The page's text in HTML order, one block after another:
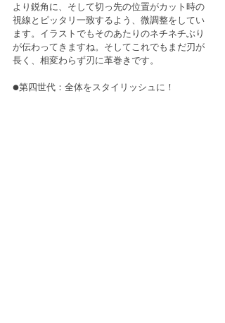
より鋭角に、そして切っ先の位置がカット時の
視線とピッタリ一致するよう、微調整をしてい
ます。イラストでもそのあたりのネチネチぶり
が伝わってきますね。そしてこれでもまだ刃が
長く、相変わらず刃に革巻きです。
●第四世代：全体をスタイリッシュに！